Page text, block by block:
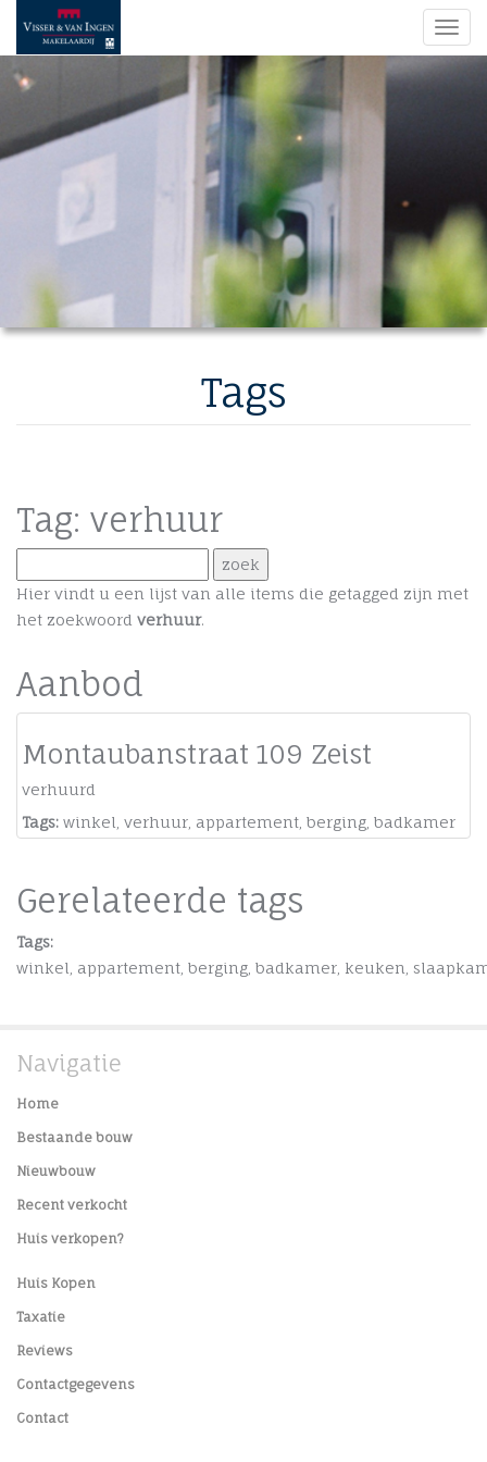
Tags
Tag: verhuur
Hier vindt u een lijst van alle items die getagged zijn met
het zoekwoord verhuur.
Aanbod
Montaubanstraat 109 Zeist
verhuurd
Tags: winkel verhuur appartement berging badkamer
Gerelateerde tags
Tags:
winkel appartement berging badkamer keuken
Navigatie
Home
Bestaande bouw
Nieuwbouw
Recent verkocht
Huis verkopen?
Huis Kopen
Taxatie
Reviews
Contactgegevens
Contact